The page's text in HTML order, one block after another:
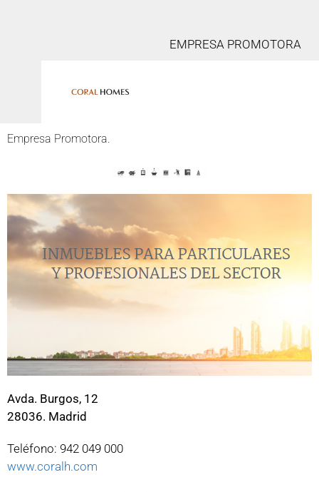
EMPRESA PROMOTORA
Empresa Promotora.
Avda. Burgos, 12
28036. Madrid
Teléfono: 942 049 000
www.coralh.com